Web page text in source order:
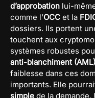
d’approbation lui-
comme l’OCC et la
dossiers. Ils portent
touchent aux
systèmes robustes
anti-blanchiment (AML)
faiblesse dans ces
importants. Elle
simple de la